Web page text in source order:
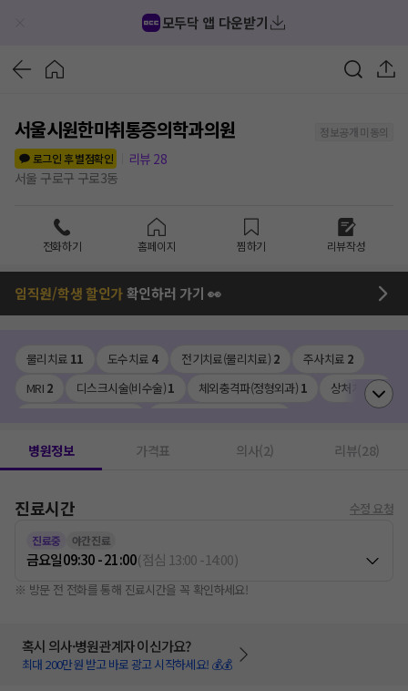
모두닥 앱 다운받기
서울시원한마취통증의학과의원
정보공개 미동의
로그인 후 별점확인
리뷰 28
서울 구로구 구로3동
전화하기 홈페이지 찜하기 리뷰작성
임직원/학생 할인가확인하러 가기 👀
물리치료 11 도수치료 4 전기치료(물리치료) 2 주사치료 2
MRI 2 디스크시술(비수술)1 체외충격파(정형외과) 1 상처치료1
병원정보 가격표 의사(2) 리뷰(28)
진료시간 수정 요청
진료중 야간진료
금요일09:30 - 21:00(점심 13:00-14:00)
※ 방문 전 전화를 통해 진료시간을 꼭 확인하세요!
혹시 의사·병원관계자 이신가요?
최대 200만원 받고 바로 광고 시작하세요! 💰💰